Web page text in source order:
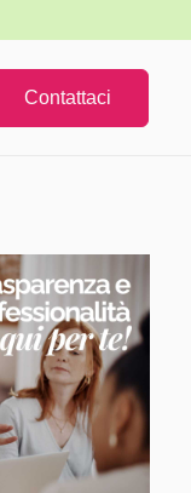
Contattaci